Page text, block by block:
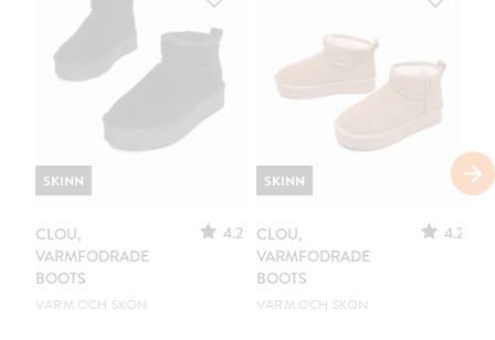
CLOU,
VARMFODRADE
BOOTS
4.2
VARM OCH SKÖN
SKINN
CLOU,
VARMFODRADE
BOOTS
4.2
VARM OCH SKÖN
SKINN